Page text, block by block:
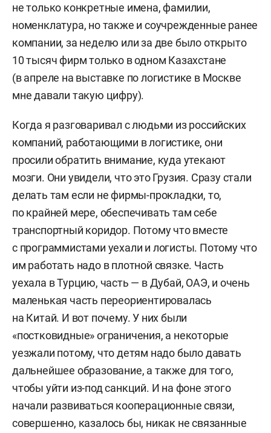
не только конкретные имена, фамилии,
номенклатура, но также и соучрежденные ранее
компании, за неделю или за две было открыто
10 тысяч фирм только в одном Казахстане
(в апреле на выставке по логистике в Москве
мне давали такую цифру).
Когда я разговаривал с людьми из российских
компаний, работающими в логистике, они
просили обратить внимание, куда утекают
мозги. Они увидели, что это Грузия. Сразу стали
делать там если не фирмы-прокладки, то,
по крайней мере, обеспечивать там себе
транспортный коридор. Потому что вместе
с программистами уехали и логисты. Потому что
им работать надо в плотной связке. Часть
уехала в Турцию, часть — в Дубай, ОАЭ, и очень
маленькая часть переориентировалась
на Китай. И вот почему. У них были
«постковидные» ограничения, а некоторые
уезжали потому, что детям надо было давать
дальнейшее образование, а также для того,
чтобы уйти из-под санкций. И на фоне этого
начали развиваться кооперационные связи,
совершенно, казалось бы, никак не связанные